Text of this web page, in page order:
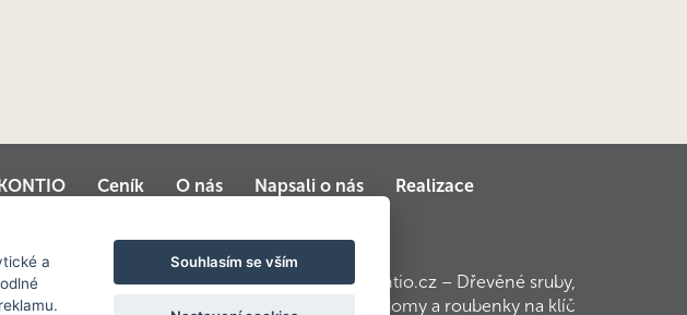
Ceník O nás Napsali o nás
Realizace
© 2010 – 2017 Kontio.cz – Dřevěné sruby,
srubové domy a roubenky na klíč
a
Souhlasím se vším